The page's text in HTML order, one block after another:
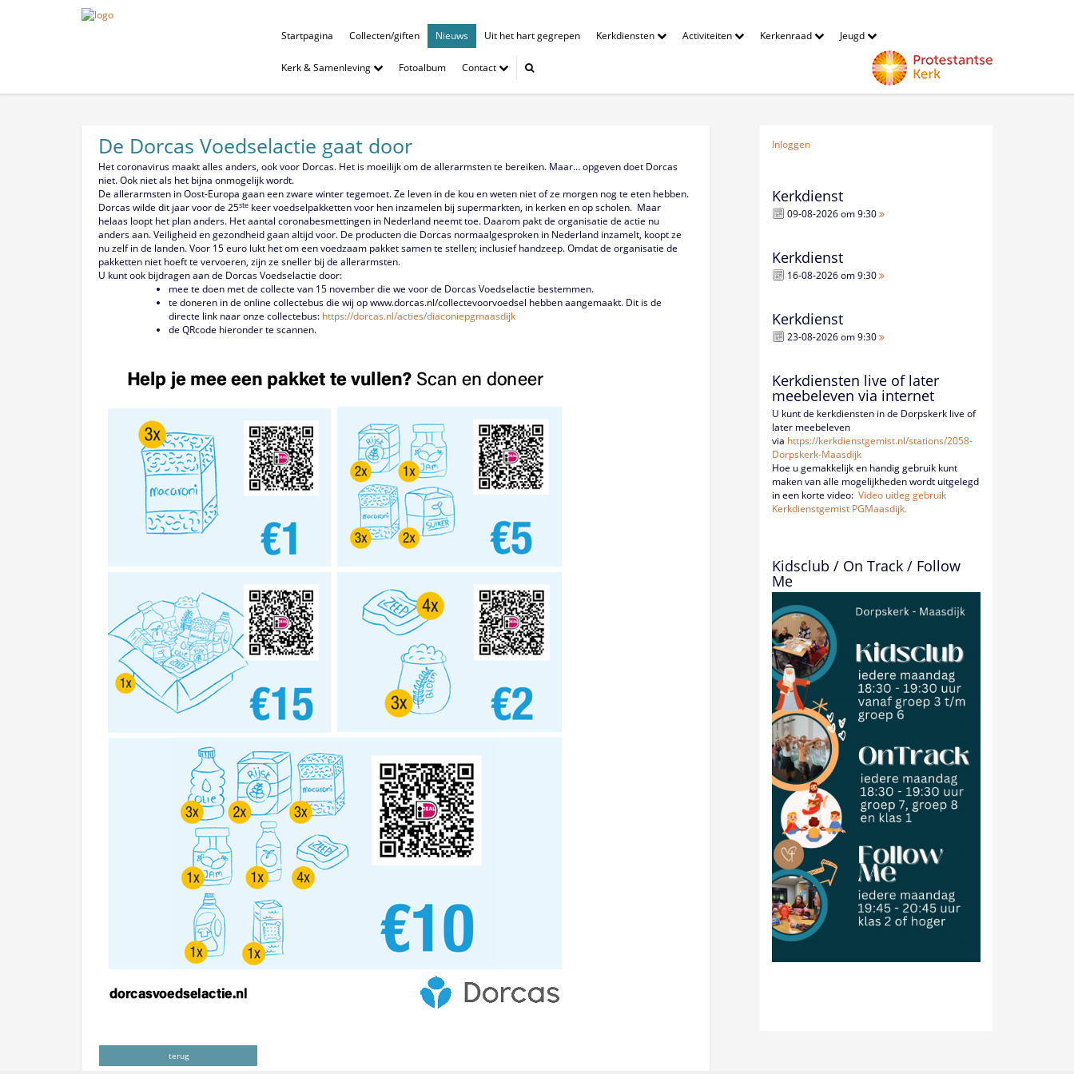
Startpagina Collecten/giften Nieuws Uit het hart gegrepen Kerkdiensten Activiteiten Kerkenraad Jeugd
Kerk & Samenleving Fotoalbum Contact
De Dorcas Voedselactie gaat door
Het coronavirus maakt alles anders, ook voor Dorcas. Het is moeilijk om de allerarmsten te bereiken. Maar… opgeven doet Dorcas
niet. Ook niet als het bijna onmogelijk wordt.
De allerarmsten in Oost-Europa gaan een zware winter tegemoet. Ze leven in de kou en weten niet of ze morgen nog te eten hebben.
Dorcas wilde dit jaar voor de 25ste keer voedselpakketten voor hen inzamelen bij supermarkten, in kerken en op scholen. Maar
helaas loopt het plan anders. Het aantal coronabesmettingen in Nederland neemt toe. Daarom pakt de organisatie de actie nu
anders aan. Veiligheid en gezondheid gaan altijd voor. De producten die Dorcas normaalgesproken in Nederland inzamelt, koopt ze
nu zelf in de landen. Voor 15 euro lukt het om een voedzaam pakket samen te stellen; inclusief handzeep. Omdat de organisatie de
pakketten niet hoeft te vervoeren, zijn ze sneller bij de allerarmsten.
U kunt ook bijdragen aan de Dorcas Voedselactie door:
mee te doen met de collecte van 15 november die we voor de Dorcas Voedselactie bestemmen.
te doneren in de online collectebus die wij op www.dorcas.nl/collectevoorvoedsel hebben aangemaakt. Dit is de
directe link naar onze collectebus: https://dorcas.nl/acties/diaconiepgmaasdijk
de QRcode hieronder te scannen.
terug
Inloggen
Kerkdienst
09-08-2026 om 9:30
Kerkdienst
16-08-2026 om 9:30
Kerkdienst
23-08-2026 om 9:30
Kerkdiensten live of later
meebeleven via internet
U kunt de kerkdiensten in de Dorpskerk live of
later meebeleven
via https://kerkdienstgemist.nl/stations/2058-
Dorpskerk-Maasdijk
Hoe u gemakkelijk en handig gebruik kunt
maken van alle mogelijkheden wordt uitgelegd
in een korte video:Video uitleg gebruik
Kerkdienstgemist PGMaasdijk.
Kidsclub / On Track / Follow
Me